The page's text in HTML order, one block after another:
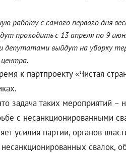
работу с самого первого дня
проходить с 13 апреля по 9
депутатами выйдут на уборку
к партпроекту «Чистая
задача таких мероприятий
с несанкционированными
усилия партии, органов
свалок,